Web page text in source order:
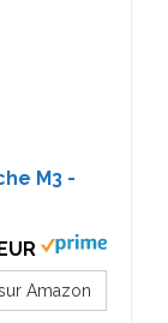
M3 -
Amazon